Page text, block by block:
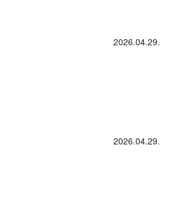
2026.04.29.
2026.04.29.